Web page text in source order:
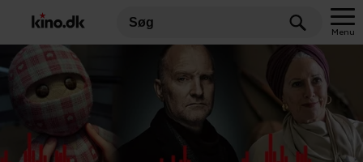
Menu